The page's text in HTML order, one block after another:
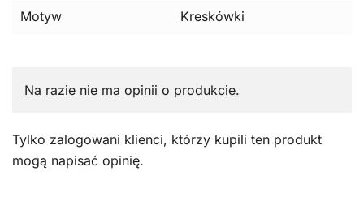
Motyw Kreskówki
Na razie nie ma opinii o produkcie.
Tylko zalogowani klienci, którzy kupili ten produkt
mogą napisać opinię.